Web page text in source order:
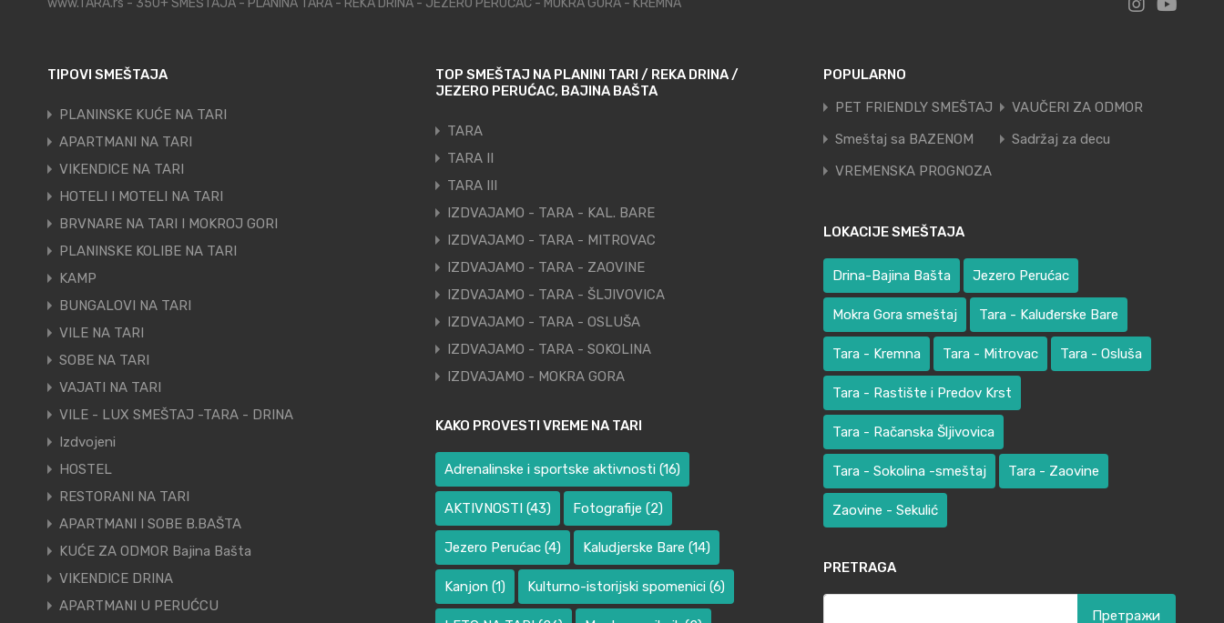
www.TARA.rs - 350+ SMEŠTAJA - PLANINA TARA - REKA DRINA - JEZERO PERUĆAC - MOKRA GORA - KREMNA
TIPOVI SMEŠTAJA
PLANINSKE KUĆE NA TARI
APARTMANI NA TARI
VIKENDICE NA TARI
HOTELI I MOTELI NA TARI
BRVNARE NA TARI I MOKROJ GORI
PLANINSKE KOLIBE NA TARI
KAMP
BUNGALOVI NA TARI
VILE NA TARI
SOBE NA TARI
VAJATI NA TARI
VILE - LUX SMEŠTAJ -TARA - DRINA
Izdvojeni
HOSTEL
RESTORANI NA TARI
APARTMANI I SOBE B.BAŠTA
KUĆE ZA ODMOR Bajina Bašta
VIKENDICE DRINA
APARTMANI U PERUĆCU
TOP SMEŠTAJ NA PLANINI TARI / REKA DRINA /
JEZERO PERUĆAC, BAJINA BAŠTA
TARA
TARA II
TARA III
IZDVAJAMO - TARA - KAL. BARE
IZDVAJAMO - TARA - MITROVAC
IZDVAJAMO - TARA - ZAOVINE
IZDVAJAMO - TARA - ŠLJIVOVICA
IZDVAJAMO - TARA - OSLUŠA
IZDVAJAMO - TARA - SOKOLINA
IZDVAJAMO - MOKRA GORA
KAKO PROVESTI VREME NA TARI
Adrenalinske i sportske aktivnosti (16)
AKTIVNOSTI (43) Fotografije (2)
Jezero Perućac (4) Kaludjerske Bare (14)
Kanjon (1) Kulturno-istorijski spomenici (6)
POPULARNO
PET FRIENDLY SMEŠTAJ
VAUČERI ZA ODMOR
Smeštaj sa BAZENOM
Sadržaj za decu
VREMENSKA PROGNOZA
LOKACIJE SMEŠTAJA
Drina-Bajina Bašta Jezero Perućac
Mokra Gora smeštaj Tara - Kaluđerske Bare
Tara - Kremna Tara - Mitrovac Tara - Osluša
Tara - Rastište i Predov Krst
Tara - Račanska Šljivovica
Tara - Sokolina -smeštaj Tara - Zaovine
Zaovine - Sekulić
PRETRAGA
за: